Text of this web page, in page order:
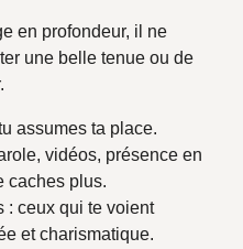
en profondeur, il ne
une belle tenue ou de
assumes ta place.
vidéos, présence en
caches plus.
: ceux qui te voient
et charismatique.